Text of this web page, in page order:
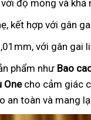
độ mỏng và khả
kết hợp với gân
với gân gai
phẩm như Bao
Onecho cảm giác
an toàn và mang